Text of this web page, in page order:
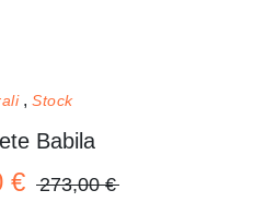
Stock
Babila
€ 273,00 €